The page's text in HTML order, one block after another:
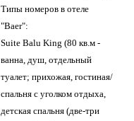
Типы номеров в отеле
"Baer":
Suite Balu King (80 кв.м -
ванна, душ, отдельный
туалет; прихожая, гостиная/
спальня с уголком отдыха,
детская спальня (две-три